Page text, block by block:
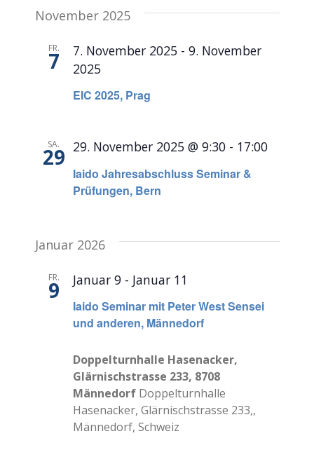
November 2025
FR.
7
EIC 2025, Prag
7. November 2025- 9. November
2025
SA.
29
Iaido Jahresabschluss Seminar &
Prüfungen, Bern
29. November 2025 @ 9:30- 17:00
Januar 2026
FR.
9
Iaido Seminar mit Peter West Sensei
und anderen, Männedorf
Januar 9- Januar 11
Doppelturnhalle Hasenacker,
Glärnischstrasse 233, 8708
Männedorf Doppelturnhalle
Hasenacker, Glärnischstrasse 233,,
Männedorf, Schweiz